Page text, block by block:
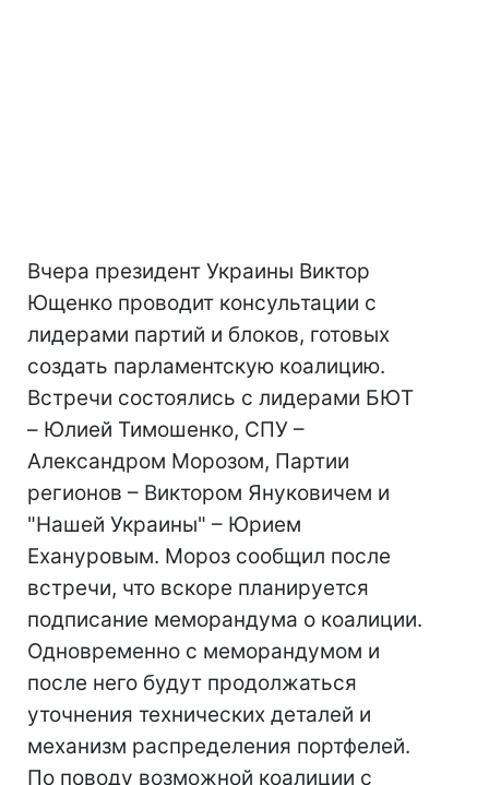
Вчера президент Украины Виктор
Ющенко проводит консультации с
лидерами партий и блоков, готовых
создать парламентскую коалицию.
Встречи состоялись с лидерами БЮТ
– Юлией Тимошенко, СПУ –
Александром Морозом, Партии
регионов – Виктором Януковичем и
"Нашей Украины" – Юрием
Ехануровым. Мороз сообщил после
встречи, что вскоре планируется
подписание меморандума о коалиции.
Одновременно с меморандумом и
после него будут продолжаться
уточнения технических деталей и
механизм распределения портфелей.
По поводу возможной коалиции с